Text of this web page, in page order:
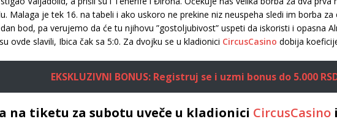
Malaga je tek 16. na tabeli i ako uskoro ne prekine niz neuspeha sledi im borba
bod, pa verujemo da će tu njihovu ”gostoljubivost” uspeti da iskoristi i opasna
ovde slavili, Ibica čak sa 5:0. Za dvojku se u kladionici CircusCasino dobija
EKSKLUZIVNI BONUS: Registruj se i uzmi bonus do 5.000
na tiketu za subotu uveče u kladionici CircusCasino